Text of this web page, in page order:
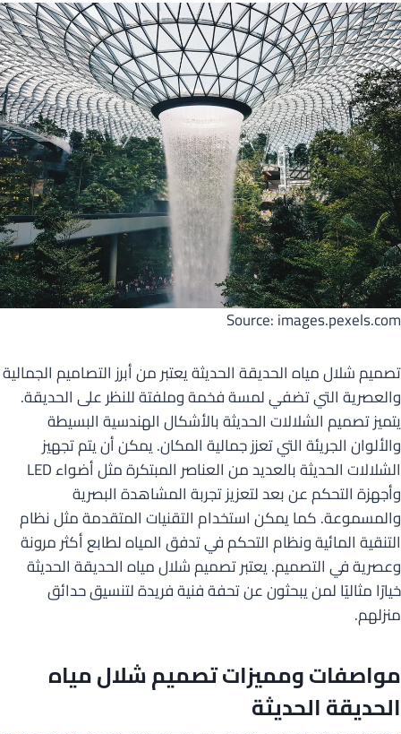
Source: images.pexels.com
تصميم شلال مياه الحديقة الحديثة يعتبر من أبرز التصاميم الجمالية
والعصرية التي تضفي لمسة فخمة وملفتة للنظر على الحديقة.
يتميز تصميم الشلالات الحديثة بالأشكال الهندسية البسيطة
والألوان الجريئة التي تعزز جمالية المكان. يمكن أن يتم تجهيز
الشلالات الحديثة بالعديد من العناصر المبتكرة مثل أضواء LED
وأجهزة التحكم عن بعد لتعزيز تجربة المشاهدة البصرية
والمسموعة. كما يمكن استخدام التقنيات المتقدمة مثل نظام
التنقية المائية ونظام التحكم في تدفق المياه لطابع أكثر مرونة
وعصرية في التصميم. يعتبر تصميم شلال مياه الحديقة الحديثة
خيارًا مثاليًا لمن يبحثون عن تحفة فنية فريدة لتنسيق حدائق
منزلهم.
مواصفات ومميزات تصميم شلال مياه
الحديقة الحديثة